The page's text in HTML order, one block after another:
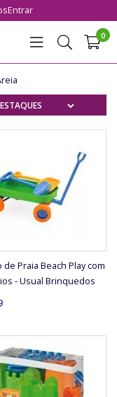
Entrar
0
de Praia Beach Play com
- Usual Brinquedos